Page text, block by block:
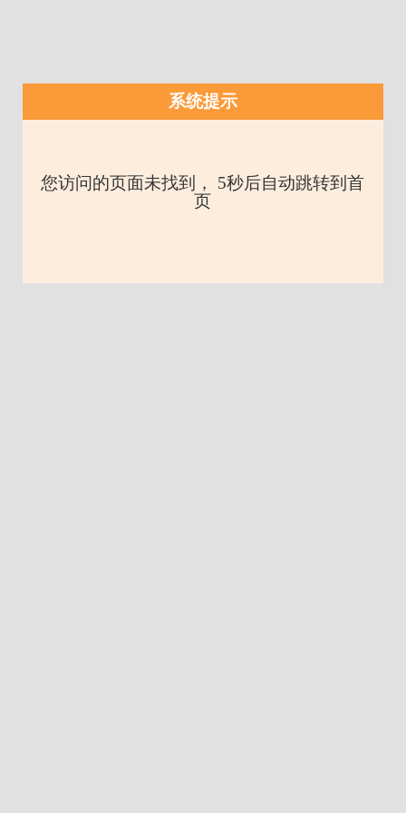
系统提示
您访问的页面未找到， 5秒后自动跳转到首
页